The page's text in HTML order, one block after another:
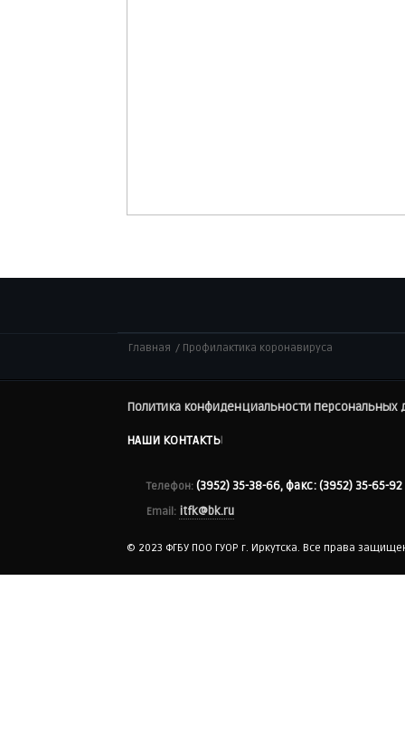
Главная / Профилактика коронавируса
Политика конфиденциальности персональных
НАШИ КОНТАКТЫ
Телефон: (3952) 35-38-66,факс:(3952) 35-65-92
Email: itfk@bk.ru
© 2023 ФГБУ ПОО ГУОР г. Иркутска. Все права